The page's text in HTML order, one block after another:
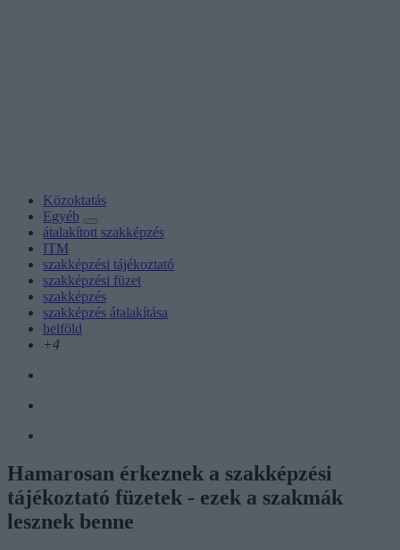
Közoktatás
Egyéb
átalakított szakképzés
ITM
szakképzési tájékoztató
szakképzési füzet
szakképzés
szakképzés átalakítása
belföld
+4
Hamarosan érkeznek a szakképzési
tájékoztató füzetek - ezek a szakmák
lesznek benne